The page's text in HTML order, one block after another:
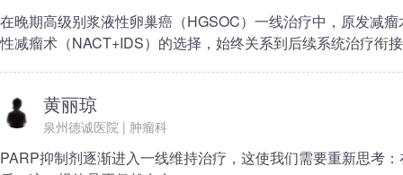
在晚期高级别浆液性卵巢癌（HGSOC）一线治疗中，原发减
性减瘤术（NACT+IDS）的选择，始终关系到后续系统治疗衔
黄丽琼
泉州德诚医院 | 肿瘤科
PARP抑制剂逐渐进入一线维持治疗，这使我们需要重新思考